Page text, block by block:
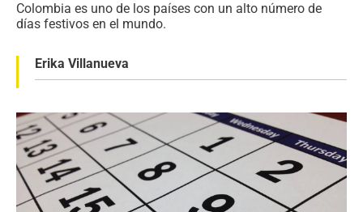
Colombia es uno de los países con un alto número de
días festivos en el mundo.
Erika Villanueva